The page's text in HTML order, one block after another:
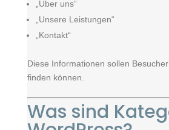
„Über uns“
„Unsere Leistungen“
„Kontakt“
Diese Informationen sollen
finden können.
Was sind